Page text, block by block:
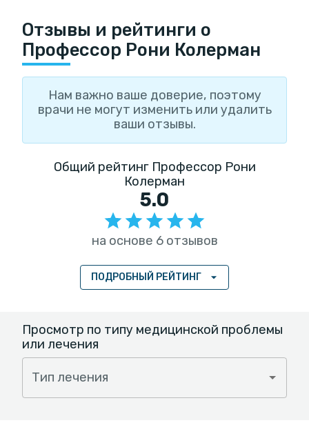
Отзывы и рейтинги о
Профессор Рони Колерман
Нам важно ваше доверие, поэтому
врачи не могут изменить или удалить
ваши отзывы.
Общий рейтинг Профессор Рони
Колерман
5.0
на основе 6 отзывов
ПОДРОБНЫЙ РЕЙТИНГ
Просмотр по типу медицинской проблемы
или лечения
Тип лечения